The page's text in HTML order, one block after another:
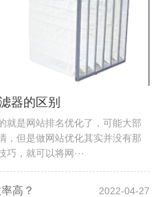
器的区别
就是网站排名优化了，可能大部
，但是做网站优化其实并没有那
，就可以将网···
2022-04-27
高？